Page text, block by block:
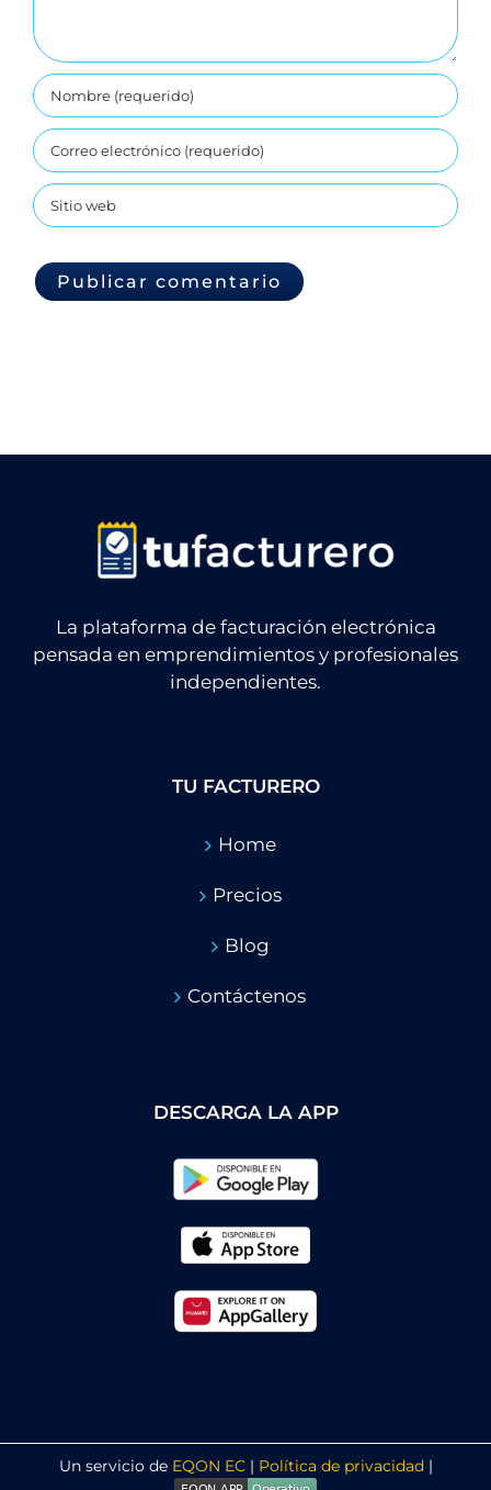
La plataforma de facturación electrónica
pensada en emprendimientos y profesionales
independientes.
TU FACTURERO
Home
Precios
Blog
Contáctenos
DESCARGA LA APP
Un servicio de EQON EC| Política de privacidad|